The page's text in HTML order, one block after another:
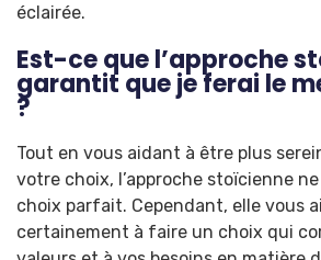
éclairée.
Est-ce que l’approche
garantit que je ferai le
?
Tout en vous aidant à être plus
votre choix, l’approche stoïcienne
choix parfait. Cependant, elle vous
certainement à faire un choix qui